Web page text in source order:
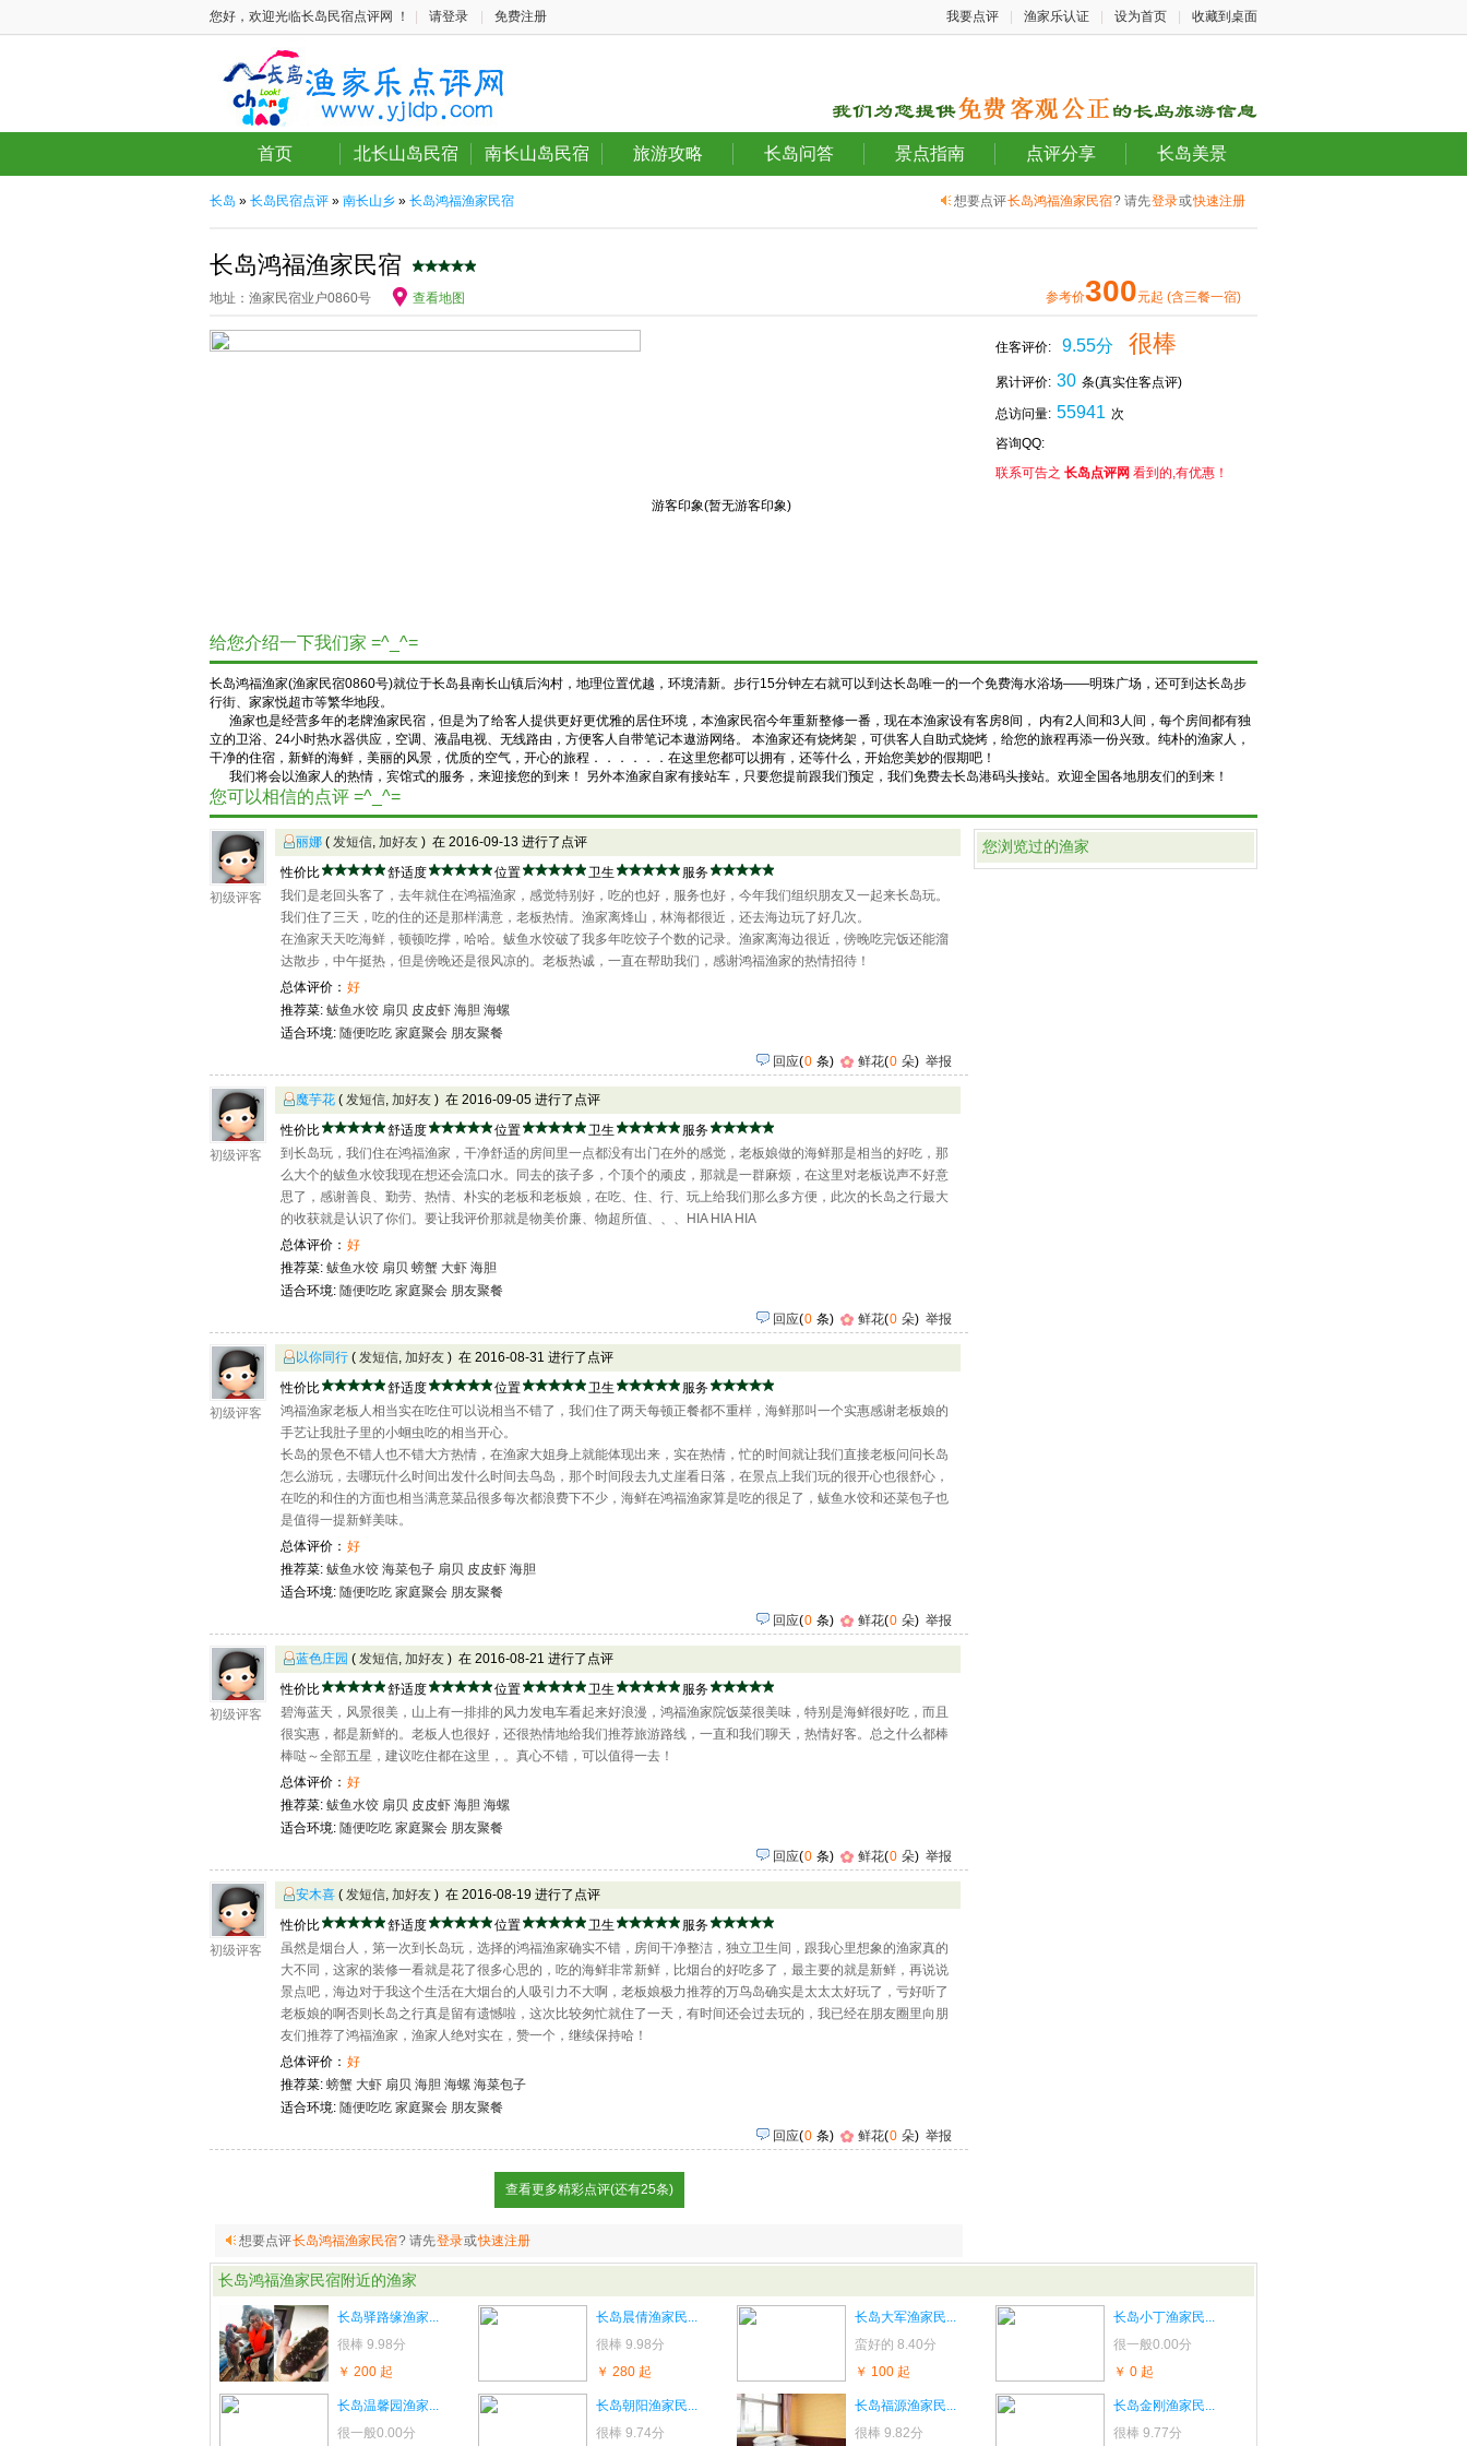
您好，欢迎光临长岛民宿点评网 ！ 请登录 免费注册 我要点评 渔家乐认证 设为首页 收藏到桌面
首页 北长山岛民宿 南长山岛民宿 旅游攻略 长岛问答 景点指南 点评分享 长岛美景
长岛 » 长岛民宿点评 » 南长山乡 » 长岛鸿福渔家民宿 想要点评长岛鸿福渔家民宿? 请先登录或快速注册
长岛鸿福渔家民宿
地址：渔家民宿业户0860号 查看地图 参考价300元起 (含三餐一宿)
游客印象(暂无游客印象)
住客评价: 9.55分 很棒
累计评价: 30 条(真实住客点评)
总访问量: 55941 次
咨询QQ:
联系可告之 长岛点评网 看到的,有优惠！
给您介绍一下我们家 =^_^=
长岛鸿福渔家(渔家民宿0860号)就位于长岛县南长山镇后沟村，地理位置优越，环境清新。步行15分钟左右就可以到达长岛唯一的一个免费海水浴场——明珠广场，还可到达长岛步
行街、家家悦超市等繁华地段。
渔家也是经营多年的老牌渔家民宿，但是为了给客人提供更好更优雅的居住环境 ，本渔家民宿今年重新整修一番，现在本渔家设有客房8间， 内有2人间和3人间，每个房间都有独
立的卫浴、24小时热水器供应，空调、液晶电视、无线路由，方便客人自带笔记本遨游网络。
本渔家还有烧烤架，可供客人自助式烧烤，给您的旅程再添一份兴致。纯朴的渔家人，
干净的住宿，新鲜的海鲜，美丽的风景，优质的空气，开心的旅程．．．．．．在这里您都可以拥有，还等什么，开始您美妙的假期吧！
我们将会以渔家人的热情，宾馆式的服务，来迎接您的到来！ 另外本渔家自家有接站车，只要您提前跟我们预定， 我们免费去长岛港码头接站。欢迎全国各地朋友们的到来！
您可以相信的点评 =^_^=
初级评客
丽娜 ( 发短信, 加好友 ) 在 2016-09-13 进行了点评
性价比
舒适度 位置 卫生
服务
我们是老回头客了，去年就住在鸿福渔家，感觉特别好，吃的也好，服务也好，今年我们组织朋友又一起来长岛玩。
我们住了三天，吃的住的还是那样满意，老板热情。渔家离烽山，林海都很近，还去海边玩了好几次。
在渔家天天吃海鲜，顿顿吃撑，哈哈。鲅鱼水饺破了我多年吃饺子个数的记录。渔家离海边很近，傍晚吃完饭还能溜
达散步，中午挺热，但是傍晚还是很风凉的。老板热诚，一直在帮助我们，感谢鸿福渔家的热情招待！
总体评价： 好
推荐菜: 鲅鱼水饺 扇贝 皮皮虾 海胆 海螺
适合环境: 随便吃吃 家庭聚会 朋友聚餐
回应(0 条) 鲜花(0 朵) 举报
初级评客
魔芋花 ( 发短信, 加好友 ) 在 2016-09-05 进行了点评
性价比
舒适度 位置 卫生
服务
到长岛玩，我们住在鸿福渔家，干净舒适的房间里一点都没有出门在外的感觉，老板娘做的海鲜那是相当的好吃，那
么大个的鲅鱼水饺我现在想还会流口水。同去的孩子多，个顶个的顽皮，那就是一群麻烦，在这里对老板说声不好意
思了，感谢善良、勤劳、热情、朴实的老板和老板娘，在吃、住、行、玩上给我们那么多方便，此次的长岛之行最大
的收获就是认识了你们。要让我评价那就是物美价廉、物超所值、、、HIA HIA HIA
总体评价： 好
推荐菜: 鲅鱼水饺 扇贝 螃蟹 大虾 海胆
适合环境: 随便吃吃 家庭聚会 朋友聚餐
回应(0 条) 鲜花(0 朵) 举报
初级评客
以你同行 ( 发短信, 加好友 ) 在 2016-08-31 进行了点评
性价比
舒适度 位置 卫生
服务
鸿福渔家老板人相当实在吃住可以说相当不错了，我们住了两天每顿正餐都不重样，海鲜那叫一个实惠感谢老板娘的
手艺让我肚子里的小蛔虫吃的相当开心。
长岛的景色不错人也不错大方热情，在渔家大姐身上就能体现出来，实在热情，忙的时间就让我们直接老板问问长岛
怎么游玩，去哪玩什么时间出发什么时间去鸟岛，那个时间段去九丈崖看日落，在景点上我们玩的很开心也很舒心，
在吃的和住的方面也相当满意菜品很多每次都浪费下不少，海鲜在鸿福渔家算是吃的很足了，鲅鱼水饺和还菜包子也
是值得一提新鲜美味。
总体评价： 好
推荐菜: 鲅鱼水饺 海菜包子 扇贝 皮皮虾 海胆
适合环境: 随便吃吃 家庭聚会 朋友聚餐
回应(0 条) 鲜花(0 朵) 举报
初级评客
蓝色庄园 ( 发短信, 加好友 ) 在 2016-08-21 进行了点评
性价比
舒适度 位置 卫生
服务
碧海蓝天，风景很美，山上有一排排的风力发电车看起来好浪漫，鸿福渔家院饭菜很美味，特别是海鲜很好吃，而且
很实惠，都是新鲜的。老板人也很好，还很热情地给我们推荐旅游路线，一直和我们聊天，热情好客。总之什么都棒
棒哒～全部五星，建议吃住都在这里，。真心不错，可以值得一去！
总体评价： 好
推荐菜: 鲅鱼水饺 扇贝 皮皮虾 海胆 海螺
适合环境: 随便吃吃 家庭聚会 朋友聚餐
回应(0 条) 鲜花(0 朵) 举报
初级评客
安木喜 ( 发短信, 加好友 ) 在 2016-08-19 进行了点评
性价比
舒适度 位置 卫生
服务
虽然是烟台人，第一次到长岛玩，选择的鸿福渔家确实不错，房间干净整洁，独立卫生间，跟我心里想象的渔家真的
大不同，这家的装修一看就是花了很多心思的，吃的海鲜非常新鲜，比烟台的好吃多了，最主要的就是新鲜，再说说
景点吧，海边对于我这个生活在大烟台的人吸引力不大啊，老板娘极力推荐的万鸟岛确实是太太太好玩了，亏好听了
老板娘的啊否则长岛之行真是留有遗憾啦，这次比较匆忙就住了一天，有时间还会过去玩的，我已经在朋友圈里向朋
友们推荐了鸿福渔家，渔家人绝对实在，赞一个，继续保持哈！
总体评价： 好
推荐菜: 螃蟹 大虾 扇贝 海胆 海螺 海菜包子
适合环境: 随便吃吃 家庭聚会 朋友聚餐
回应(0 条) 鲜花(0 朵) 举报
查看更多精彩点评(还有25条)
想要点评长岛鸿福渔家民宿? 请先登录或快速注册
您浏览过的渔家
长岛鸿福渔家民宿附近的渔家
长岛驿路缘渔家...
很棒 9.98分
￥ 200 起
长岛晨倩渔家民...
很棒 9.98分
￥ 280 起
长岛大军渔家民...
蛮好的 8.40分
￥ 100 起
长岛小丁渔家民...
很一般0.00分
￥ 0 起
长岛温馨园渔家...
很一般0.00分
长岛朝阳渔家民...
很棒 9.74分
长岛福源渔家民...
很棒 9.82分
长岛金刚渔家民...
很棒 9.77分